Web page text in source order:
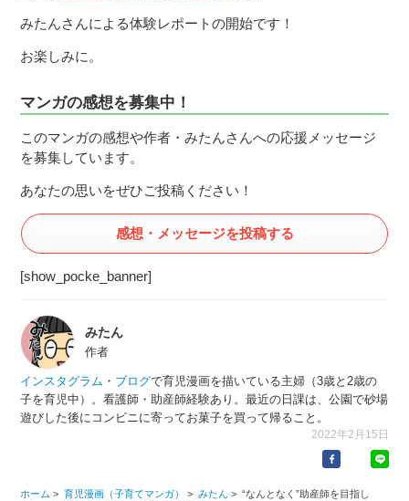
みたんさんによる体験レポートの開始です！
お楽しみに。
マンガの感想を募集中！
このマンガの感想や作者・みたんさんへの応援メッセージ
を募集しています。
あなたの思いをぜひご投稿ください！
感想・メッセージを投稿する
[show_pocke_banner]
みたん
作者
インスタグラム ・ ブログで育児漫画を描いている主婦（3歳と2歳の
子を育児中）。看護師・助産師経験あり。最近の日課は、公園で砂場
遊びした後にコンビニに寄ってお菓子を買って帰ること。
2022年2月15日
ホーム > 育児漫画（子育てマンガ） > みたん > “なんとなく”助産師を目指し